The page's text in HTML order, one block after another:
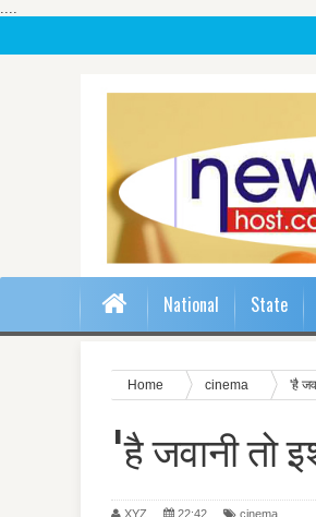
....
National State
Home cinema 'है
'है जवानी तो
XYZ 22:42 cinema